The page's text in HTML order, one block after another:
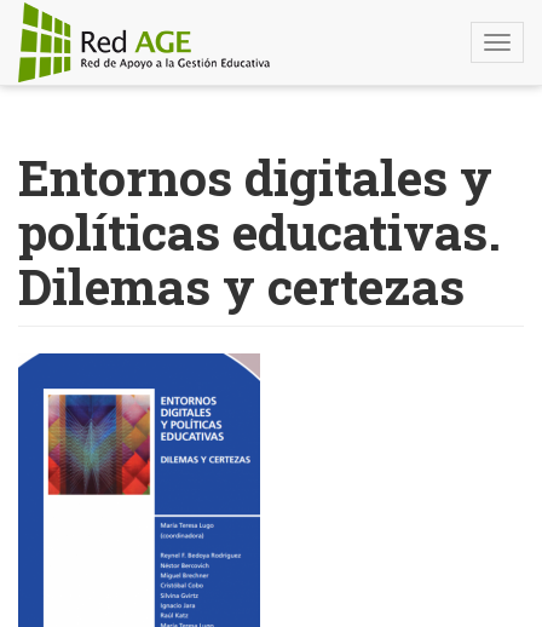
contenido
principal
Entornos digitales y
políticas educativas.
Dilemas y certezas